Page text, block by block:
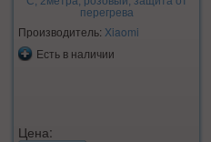
перегрева
Производитель: Xiaomi
Есть в наличии
Цена: